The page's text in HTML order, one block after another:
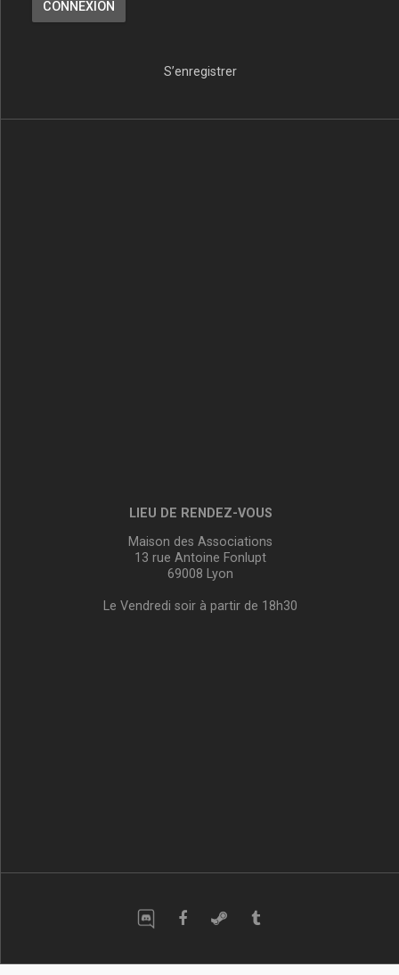
S’enregistrer
LIEU DE RENDEZ-VOUS
Maison des Associations
13 rue Antoine Fonlupt
69008 Lyon
Le Vendredi soir à partir de 18h30